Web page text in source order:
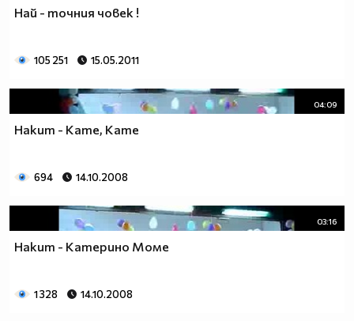
Най - точния човек !
105 251 15.05.2011
04:09
Накит - Кате, Кате
694 14.10.2008
03:16
Накит - Катерино Моме
1 328 14.10.2008